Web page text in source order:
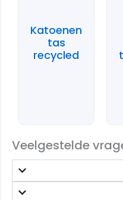
Katoenen
tas
recycled
Veelgestelde